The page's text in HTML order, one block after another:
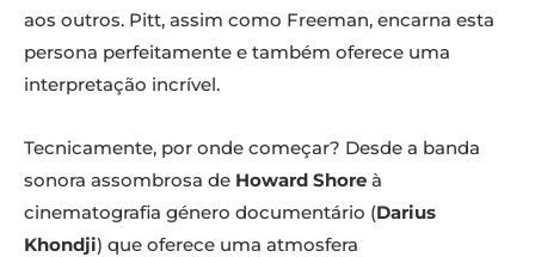
aos outros. Pitt, assim como Freeman, encarna esta
persona perfeitamente e também oferece uma
interpretação incrível.
Tecnicamente, por onde começar? Desde a banda
sonora assombrosa de Howard Shore à
cinematografia género documentário (Darius
Khondji) que oferece uma atmosfera